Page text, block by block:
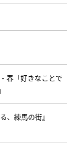
春「好きなことで
、練馬の街』